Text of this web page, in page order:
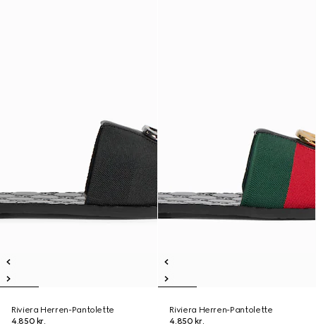
Riviera Herren-Pantolette
4.850 kr.
Riviera Herren-Pantolette
4.850 kr.